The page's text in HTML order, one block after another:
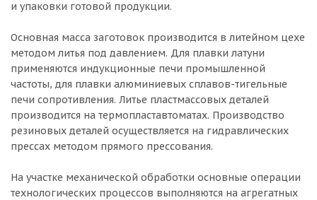
и упаковки готовой продукции.
Основная масса заготовок производится в литейном цехе
методом литья под давлением. Для плавки латуни
применяются индукционные печи промышленной
частоты, для плавки алюминиевых сплавов-тигельные
печи сопротивления. Литье пластмассовых деталей
производится на термопластавтоматах. Производство
резиновых деталей осуществляется на гидравлических
прессах методом прямого прессования.
На участке механической обработки основные операции
технологических процессов выполняются на агрегатных